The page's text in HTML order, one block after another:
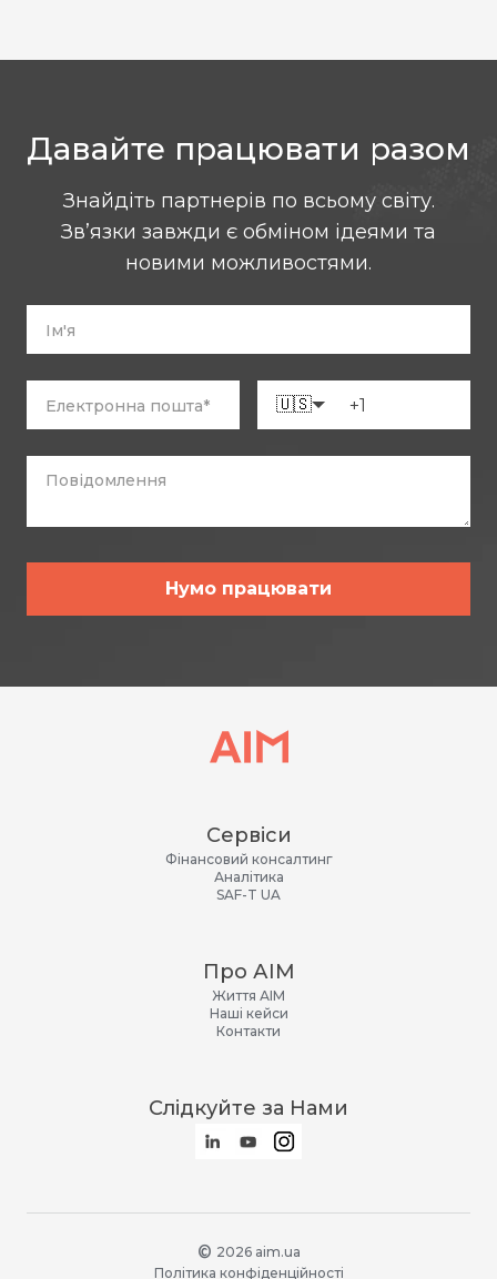
Давайте працювати разом
Знайдіть партнерів по всьому світу.
Зв’язки завжди є обміном ідеями та
новими можливостями.
🇺🇸
Нумо працювати
Сервіси
Фінансовий консалтинг
Аналітика
SAF-T UA
Про АІМ
Життя АІМ
Наші кейси
Контакти
Слідкуйте за Нами
©️ 2026aim.ua
Політика конфіденційності